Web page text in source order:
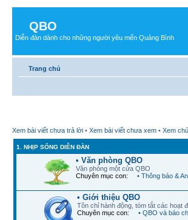
QBO
Diễn đàn dành cho những người yêu mến Quảng Bình
Trang chủ
Xem bài viết chưa trả lời • Xem bài viết chưa xem • Xem
1. NHỊP SỐNG DIỄN ĐÀN
• Văn phòng QBO
Văn phòng một cửa QBO
Chuyên mục con:
• Thông báo &
• Giới thiệu QBO
Tôn chỉ hành động, tóm tắt các hoạt
Chuyên mục con:
• QBO và báo